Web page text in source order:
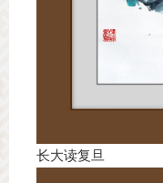
长大读复旦